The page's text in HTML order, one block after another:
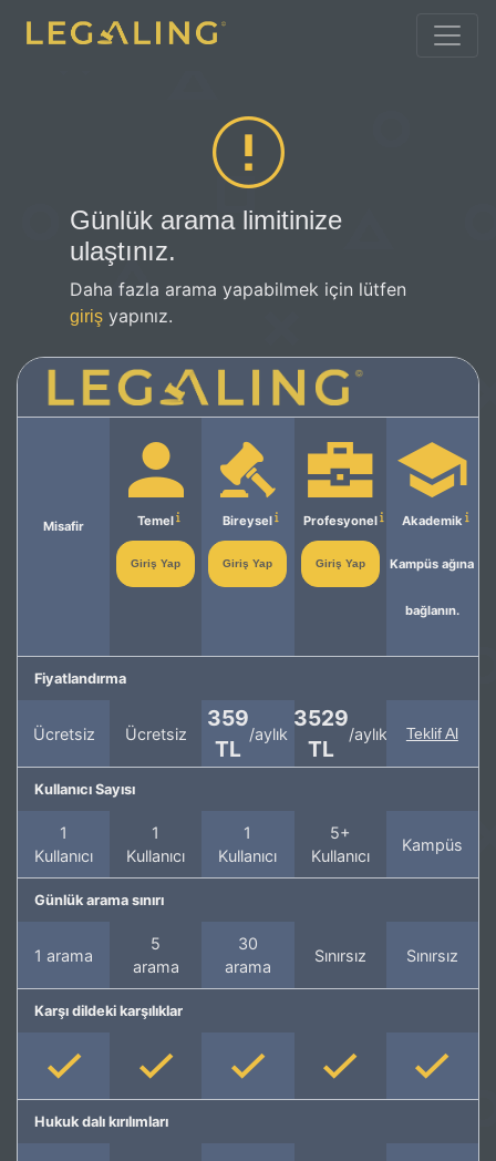
Günlük arama limitinize
ulaştınız.
Daha fazla arama yapabilmek için lütfen
giriş yapınız.
Misafir Temel
Giriş Yap
Bireysel
Giriş Yap
Profesyonel
Giriş Yap
Akademik
Kampüs ağına
bağlanın.
Fiyatlandırma
Ücretsiz Ücretsiz
359
TL
/aylık
3529
TL
/aylık Teklif Al
Kullanıcı Sayısı
1
Kullanıcı
1
Kullanıcı
1
Kullanıcı
5+
Kullanıcı
Kampüs
Günlük arama sınırı
1 arama
5
arama
30
arama
Sınırsız Sınırsız
Karşı dildeki karşılıklar
Hukuk dalı kırılımları